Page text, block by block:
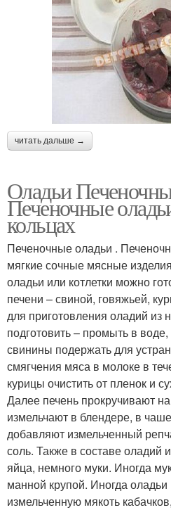
читать дальше →
Оладьи
Печеночные
кольцах
Печеночные оладьи .
мягкие сочные мясные
оладьи или котлетки можно
печени – свиной, говяжьей,
для приготовления оладий из
подготовить – промыть в
свинины подержать для
смягчения мяса в молоке в
курицы очистить от пленок и
Далее печень прокручивают
измельчают в блендере, в
добавляют измельченный
соль. Также в составе оладий
яйца, немного муки. Иногда
манной крупой. Иногда
измельченную мякоть